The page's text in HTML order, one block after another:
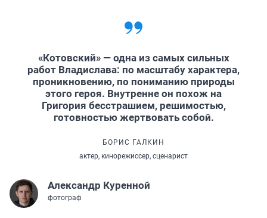
«Котовский» — одна из самых сильных
работ Владислава: по масштабу характера,
проникновению, по пониманию природы
этого героя. Внутренне он похож на
Григория бесстрашием, решимостью,
готовностью жертвовать собой.
БОРИС ГАЛКИН
актер, кинорежиссер, сценарист
Александр Куренной
фотограф